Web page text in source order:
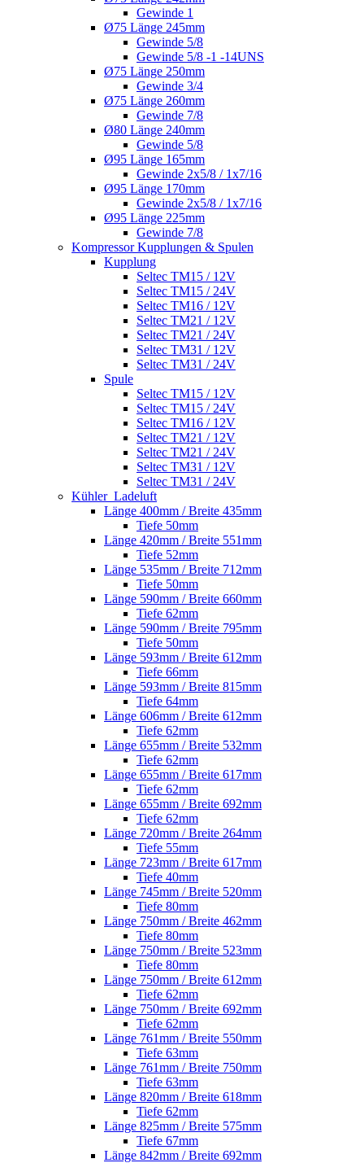
Gewinde 1
Ø75 Länge 245mm
Gewinde 5/8
Gewinde 5/8 -1 -14UNS
Ø75 Länge 250mm
Gewinde 3/4
Ø75 Länge 260mm
Gewinde 7/8
Ø80 Länge 240mm
Gewinde 5/8
Ø95 Länge 165mm
Gewinde 2x5/8 / 1x7/16
Ø95 Länge 170mm
Gewinde 2x5/8 / 1x7/16
Ø95 Länge 225mm
Gewinde 7/8
Kompressor Kupplungen & Spulen
Kupplung
Seltec TM15 / 12V
Seltec TM15 / 24V
Seltec TM16 / 12V
Seltec TM21 / 12V
Seltec TM21 / 24V
Seltec TM31 / 12V
Seltec TM31 / 24V
Spule
Seltec TM15 / 12V
Seltec TM15 / 24V
Seltec TM16 / 12V
Seltec TM21 / 12V
Seltec TM21 / 24V
Seltec TM31 / 12V
Seltec TM31 / 24V
Kühler_Ladeluft
Länge 400mm / Breite 435mm
Tiefe 50mm
Länge 420mm / Breite 551mm
Tiefe 52mm
Länge 535mm / Breite 712mm
Tiefe 50mm
Länge 590mm / Breite 660mm
Tiefe 62mm
Länge 590mm / Breite 795mm
Tiefe 50mm
Länge 593mm / Breite 612mm
Tiefe 66mm
Länge 593mm / Breite 815mm
Tiefe 64mm
Länge 606mm / Breite 612mm
Tiefe 62mm
Länge 655mm / Breite 532mm
Tiefe 62mm
Länge 655mm / Breite 617mm
Tiefe 62mm
Länge 655mm / Breite 692mm
Tiefe 62mm
Länge 720mm / Breite 264mm
Tiefe 55mm
Länge 723mm / Breite 617mm
Tiefe 40mm
Länge 745mm / Breite 520mm
Tiefe 80mm
Länge 750mm / Breite 462mm
Tiefe 80mm
Länge 750mm / Breite 523mm
Tiefe 80mm
Länge 750mm / Breite 612mm
Tiefe 62mm
Länge 750mm / Breite 692mm
Tiefe 62mm
Länge 761mm / Breite 550mm
Tiefe 63mm
Länge 761mm / Breite 750mm
Tiefe 63mm
Länge 820mm / Breite 618mm
Tiefe 62mm
Länge 825mm / Breite 575mm
Tiefe 67mm
Länge 842mm / Breite 692mm